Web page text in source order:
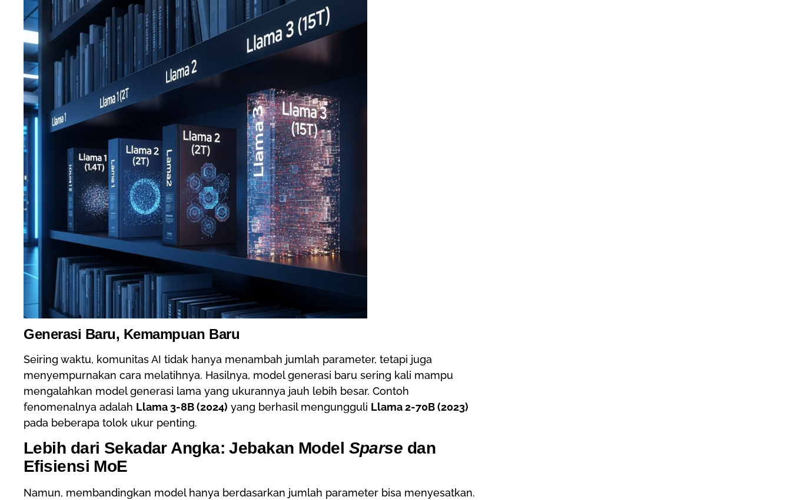
Generasi Baru, Kemampuan Baru
Seiring waktu, komunitas AI tidak hanya menambah jumlah parameter, tetapi juga
menyempurnakan cara melatihnya. Hasilnya, model generasi baru sering kali mampu
mengalahkan model generasi lama yang ukurannya jauh lebih besar. Contoh
fenomenalnya adalah Llama 3-8B (2024) yang berhasil mengungguli Llama 2-70B (2023)
pada beberapa tolok ukur penting.
Lebih dari Sekadar Angka: Jebakan Model Sparse dan
Efisiensi MoE
Namun, membandingkan model hanya berdasarkan jumlah parameter bisa menyesatkan.